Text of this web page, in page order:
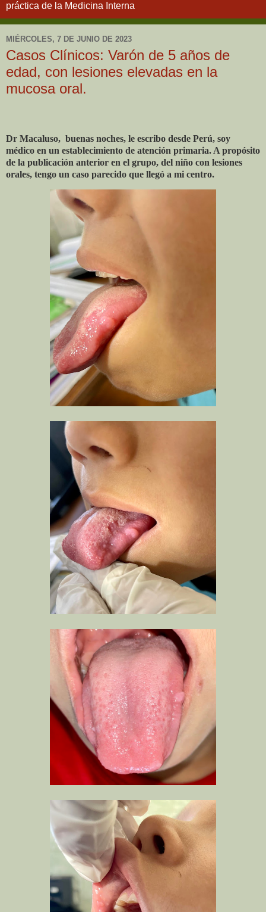
práctica de la Medicina Interna
MIÉRCOLES, 7 DE JUNIO DE 2023
Casos Clínicos: Varón de 5 años de
edad, con lesiones elevadas en la
mucosa oral.
Dr Macaluso, buenas noches, le escribo desde Perú, soy
médico en un establecimiento de atención primaria. A propósito
de la publicación anterior en el grupo, del niño con lesiones
orales, tengo un caso parecido que llegó a mi centro.